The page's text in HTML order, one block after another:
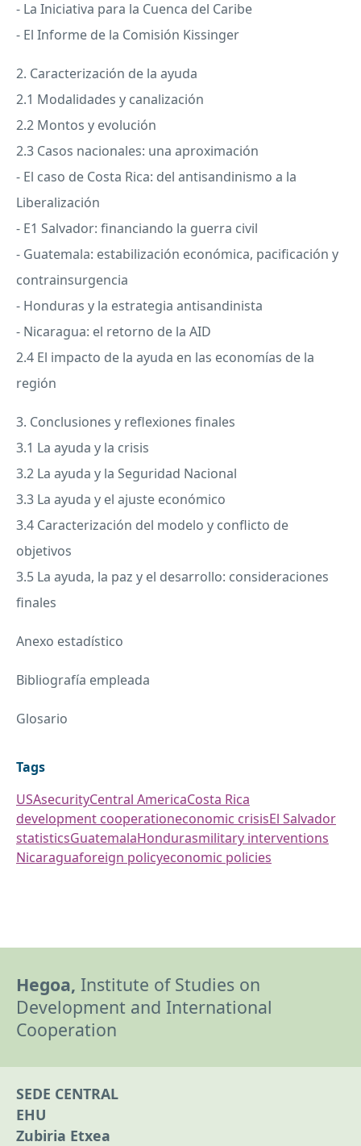
- La Iniciativa para la Cuenca del Caribe
- El Informe de la Comisión Kissinger
2. Caracterización de la ayuda
2.1 Modalidades y canalización
2.2 Montos y evolución
2.3 Casos nacionales: una aproximación
- El caso de Costa Rica: del antisandinismo a la
Liberalización
- E1 Salvador: financiando la guerra civil
- Guatemala: estabilización económica, pacificación y
contrainsurgencia
- Honduras y la estrategia antisandinista
- Nicaragua: el retorno de la AID
2.4 El impacto de la ayuda en las economías de la
región
3. Conclusiones y reflexiones finales
3.1 La ayuda y la crisis
3.2 La ayuda y la Seguridad Nacional
3.3 La ayuda y el ajuste económico
3.4 Caracterización del modelo y conflicto de
objetivos
3.5 La ayuda, la paz y el desarrollo: consideraciones
finales
Anexo estadístico
Bibliografía empleada
Glosario
Tags
USAsecurityCentral AmericaCosta Rica
development cooperationeconomic crisisEl Salvador
statisticsGuatemalaHondurasmilitary interventions
Nicaraguaforeign policyeconomic policies
Hegoa, Institute of Studies on
Development and International
Cooperation
SEDE CENTRAL
EHU
Zubiria Etxea